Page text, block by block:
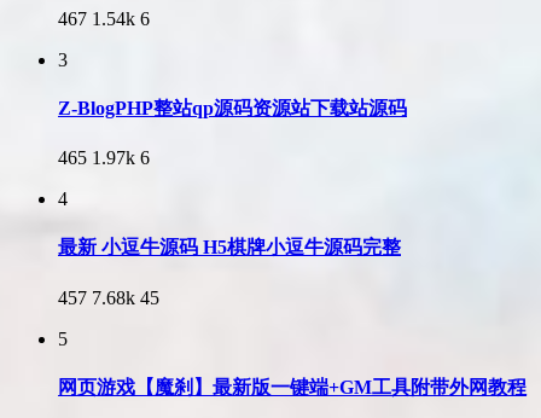
467 1.54k 6
3
Z-BlogPHP整站qp源码资源站下载站源码
465 1.97k 6
4
最新 小逗牛源码 H5棋牌小逗牛源码完整
457 7.68k 45
5
网页游戏【魔刹】最新版一键端+GM工具附带外网教程